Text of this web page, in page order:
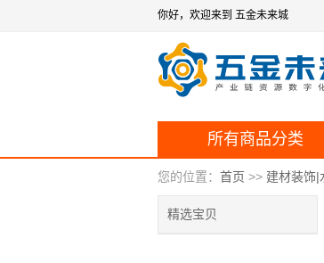
你好，欢迎来到 五金未来城
所有商品分类
您的位置： 首页 >> 建材装饰|
精选宝贝